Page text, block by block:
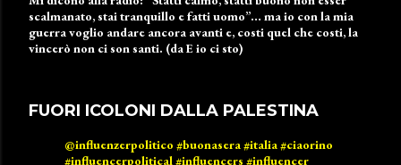
scalmanato, stai tranquillo e fatti uomo”… ma io con la mia
guerra voglio andare ancora avanti e, costi quel che costi, la
vincerò non ci son santi. (da E io ci sto)
FUORI ICOLONI DALLA PALESTINA
@influenzerpolitico #buonasera#italia#ciaorino
#influencerpolitical#influencers #influencer